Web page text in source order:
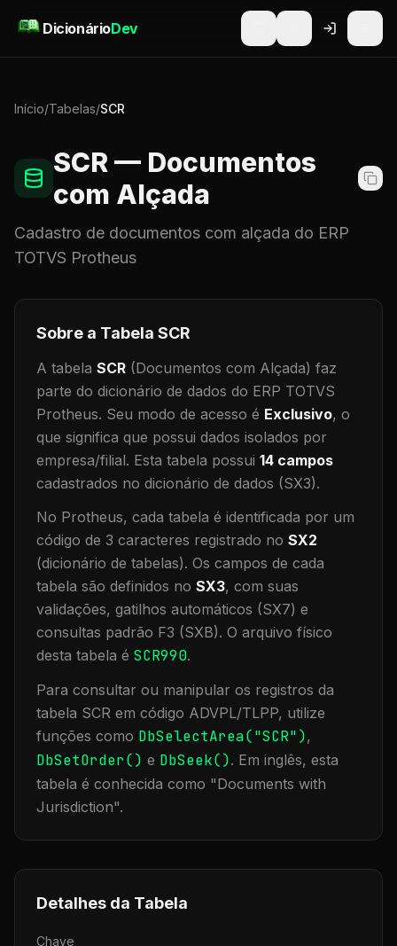
DicionárioDev
Início/Tabelas/SCR
SCR — Documentos
com Alçada
Cadastro de documentos com alçada do ERP
TOTVS Protheus
Sobre a Tabela SCR
A tabela SCR (Documentos com Alçada) faz
parte do dicionário de dados do ERP TOTVS
Protheus. Seu modo de acesso é Exclusivo, o
que significa que possui dados isolados por
empresa/filial. Esta tabela possui 14 campos
cadastrados no dicionário de dados (SX3).
No Protheus, cada tabela é identificada por um
código de 3 caracteres registrado no SX2
(dicionário de tabelas). Os campos de cada
tabela são definidos no SX3, com suas
validações, gatilhos automáticos (SX7) e
consultas padrão F3 (SXB). O arquivo físico
desta tabela é SCR990.
Para consultar ou manipular os registros da
tabela SCR em código ADVPL/TLPP, utilize
funções como DbSelectArea("SCR"),
DbSetOrder() e DbSeek(). Em inglês, esta
tabela é conhecida como "Documents with
Jurisdiction".
Detalhes da Tabela
Chave